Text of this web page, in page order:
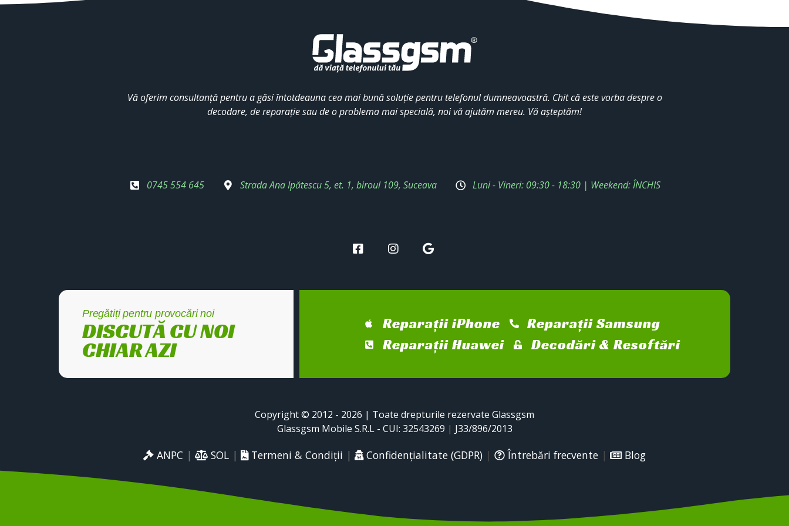
Vă oferim consultanță pentru a găsi întotdeauna cea mai bună soluție pentru telefonul dumneavoastră. Chit că este vorba despre o
decodare, de reparație sau de o problema mai specială, noi vă ajutăm mereu. Vă așteptăm!
0745 554 645 Strada Ana Ipătescu 5, et. 1, biroul 109, Suceava Luni - Vineri: 09:30 - 18:30 | Weekend: ÎNCHIS
Pregătiți pentru provocări noi
DISCUTĂ CU NOI
CHIAR AZI
Reparații iPhone
Reparații Samsung
Reparații Huawei
Decodări & Resoftări
Copyright © 2012 - 2026 | Toate drepturile rezervate Glassgsm
Glassgsm Mobile S.R.L - CUI: 32543269 | J33/896/2013
ANPC | SOL | Termeni & Condiții | Confidențialitate (GDPR) | Întrebări frecvente | Blog